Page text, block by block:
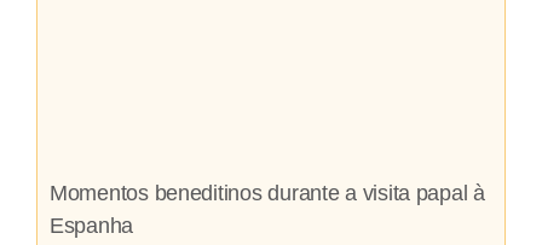
Momentos beneditinos durante a visita papal à
Espanha